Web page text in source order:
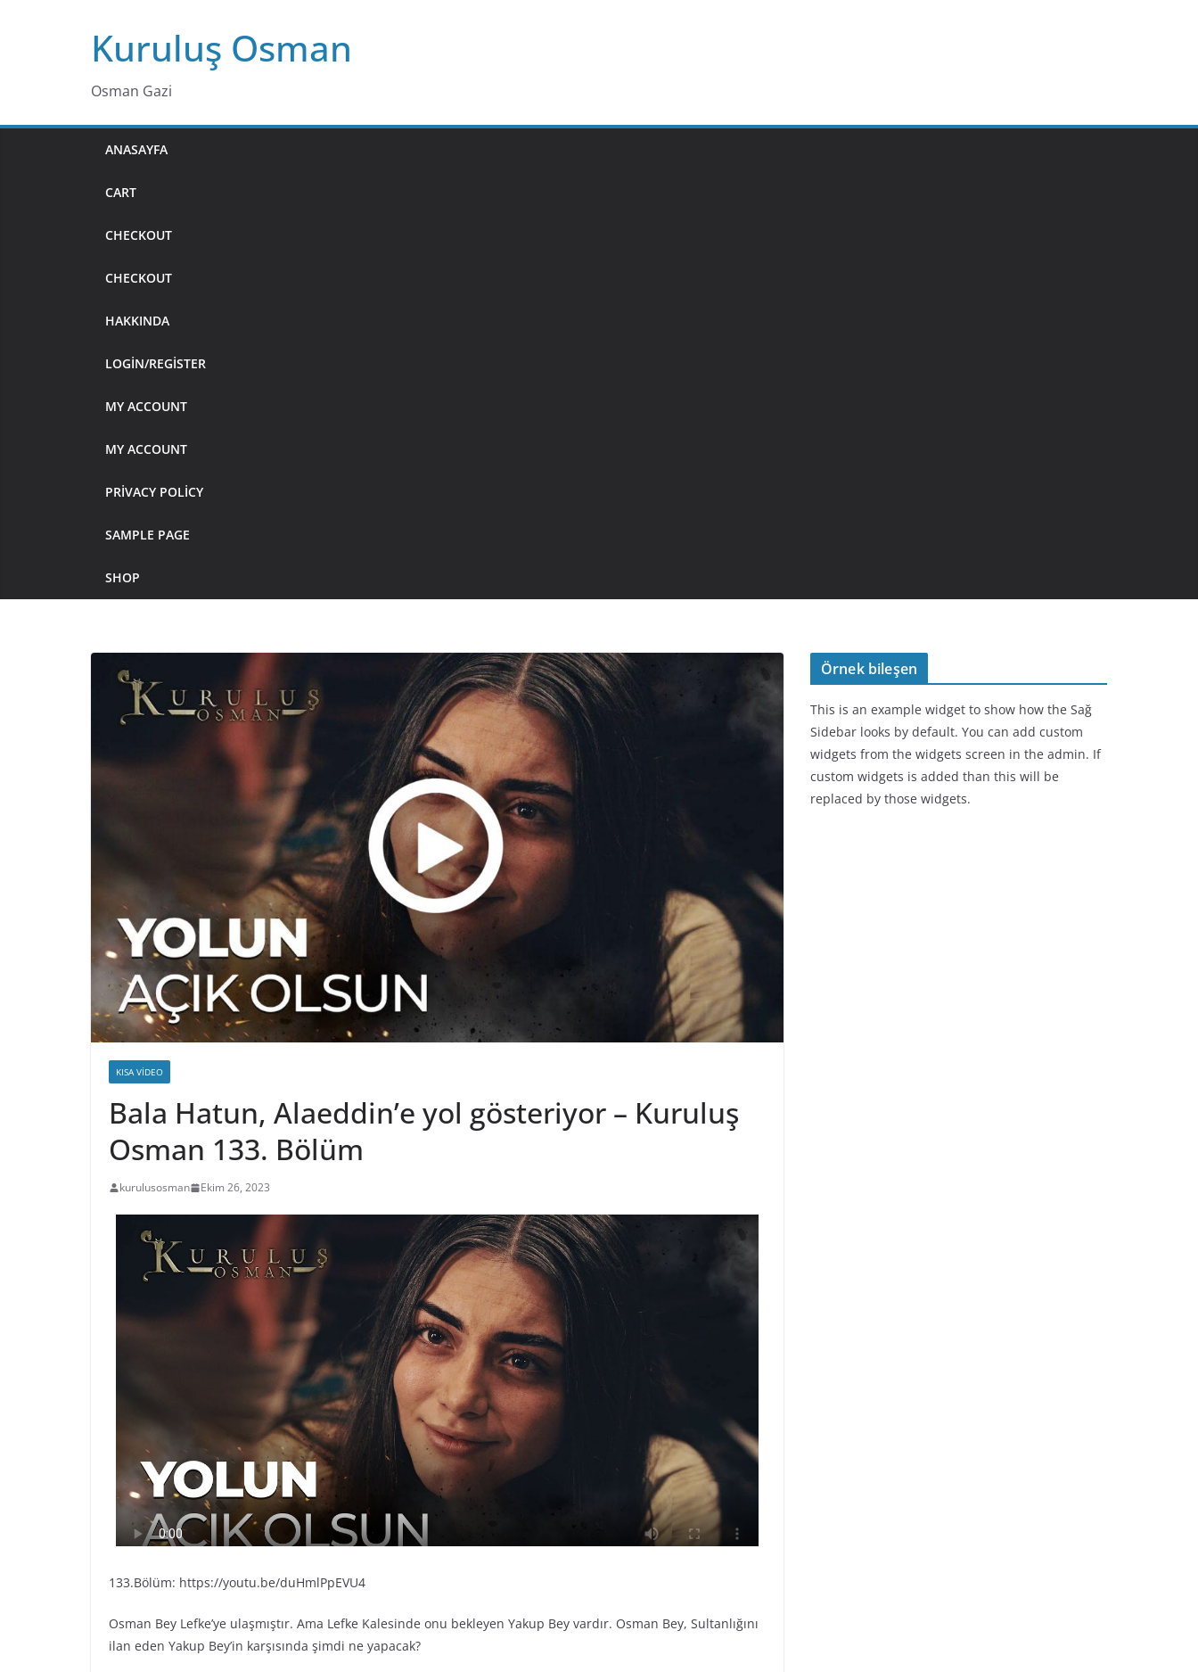
Kuruluş Osman
Osman Gazi
ANASAYFA
CART
CHECKOUT
CHECKOUT
HAKKINDA
LOGIN/REGISTER
MY ACCOUNT
MY ACCOUNT
PRIVACY POLICY
SAMPLE PAGE
SHOP
KISA VIDEO
Bala Hatun, Alaeddin’e yol gösteriyor – Kuruluş
Osman 133. Bölüm
kurulusosman Ekim 26, 2023
133.Bölüm: https://youtu.be/duHmlPpEVU4
Osman Bey Lefke’ye ulaşmıştır. Ama Lefke Kalesinde onu bekleyen Yakup Bey vardır. Osman Bey, Sultanlığını
ilan eden Yakup Bey’in karşısında şimdi ne yapacak?
Örnek bileşen
This is an example widget to show how the Sağ
Sidebar looks by default. You can add custom
widgets from the widgets screen in the admin. If
custom widgets is added than this will be
replaced by those widgets.